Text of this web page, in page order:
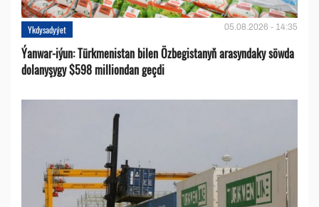
Ykdysadyýet 05.08.2026 - 14:35
Ýanwar-iýun: Türkmenistan bilen Özbegistanyň arasyndaky söwda
dolanyşygy $598 milliondan geçdi